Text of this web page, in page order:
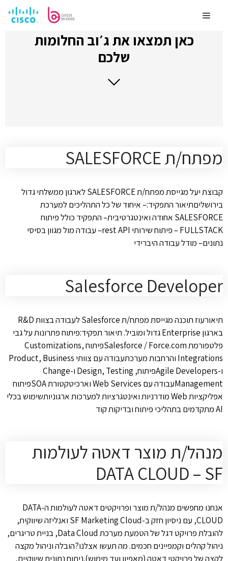
לתוכןMenu
כאן תמצאו את ג׳וב החלומות
שלכם
מפתח/ת SALESFORCE
קבוצת יעל מגייסת מפתח/ת SALESFORCE לארגון ממשלתי גדול
בירושליםתיאור התפקיד:– איחוד של כל התהליכים למערכת
SALESFORCE אחודה ואינטגרטיבית– התפקיד כולל פיתוח
FULLSTACK – פיתוח שירותי rest API– עבודה מול מגוון בסיסי
נתונים– מודל עבודה היברידי
Salesforce Developer
תיאורעוז תוכנה מגייסת מפתח/ת Salesforce לעבודה בצוות R&D
בארגון Enterprise גדול ומוביל. תיאור תפקיד:פיתוח פתרונות על גבי
פלטפורמת Salesforce / Force.comפיתוח Customizations,
Integrations והרחבות מערכתעבודה עם צוותי Product, Business
ו-Agile Developersפיתוח, Design, Testing ו-Change
Managementעבודה עם Web Services וארכיטקטורת SOAפיתוח
אפליקציות Web מודרניות ואינטגרציות למערכות ארגוניותשימוש בכלי
AI מתקדמים בתהליכי פיתוח ובדיקות קוד
מנהל/ת מוצר דאטה לעולמות
DATA CLOUD – SF
אנחנו מחפשים מנהל/ת מוצר ופרויקטים דאטה לעולמות ה-DATA
CLOUD, עם ניסיון חזק ב-SF Marketing Cloud ואנליזה שיווקית,
להובלת פרויקט דגל של הטמעת מערכת Data Cloud, בניית טריגרים,
ניהול קהלים וקמפיינים חכמים. מה תעשו אצלנו?הובלה וניהול מקצה
לקצה של פרויקטי דאטה (מאפיון ועד מימוש).ניתוח נתונים שיווקיים,